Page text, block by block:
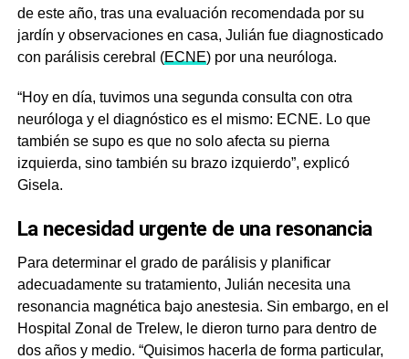
de este año, tras una evaluación recomendada por su
jardín y observaciones en casa, Julián fue diagnosticado
con parálisis cerebral (ECNE) por una neuróloga.
“Hoy en día, tuvimos una segunda consulta con otra
neuróloga y el diagnóstico es el mismo: ECNE. Lo que
también se supo es que no solo afecta su pierna
izquierda, sino también su brazo izquierdo”, explicó
Gisela.
La necesidad urgente de una resonancia
Para determinar el grado de parálisis y planificar
adecuadamente su tratamiento, Julián necesita una
resonancia magnética bajo anestesia. Sin embargo, en el
Hospital Zonal de Trelew, le dieron turno para dentro de
dos años y medio. “Quisimos hacerla de forma particular,